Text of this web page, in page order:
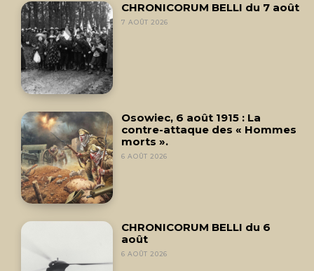
CHRONICORUM BELLI du 7 août
7 AOÛT 2026
Osowiec, 6 août 1915 : La
contre-attaque des « Hommes
morts ».
6 AOÛT 2026
CHRONICORUM BELLI du 6
août
6 AOÛT 2026